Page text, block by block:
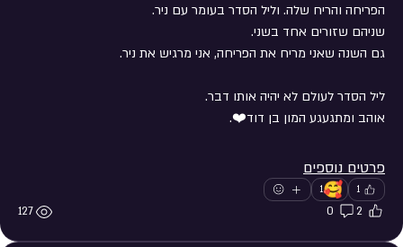
הפריחה והריח שלה. וליל הסדר בעומר עם ניר.
שניהם שזורים אחד בשני.
גם השנה שאני מריח את הפריחה, אני מרגיש את ניר.
ליל הסדר לעולם לא יהיה אותו דבר.
אוהב ומתגעגע המון בן דוד❤️.
פרטים נוספים
1
🥰
1
2
0
127